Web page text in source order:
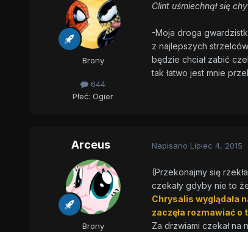
Brony
644
Płeć: Ogier
Clint uśmiechnął się
-Moja droga
z najlepszych
będzie chciał zabić
tak łatwo jest mnie
Arceus
Brony
Napisano Lipiec 4, 2015
(Przekonajmy się
czekały gdyby nie to
Chrysalis wyglądała
zaczęła rozmawiać
Za drzwiami czekał na